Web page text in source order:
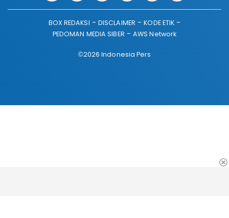
BOX REDAKSI DISCLAIMER
KODE ETIK
PEDOMAN MEDIA SIBER
AWS Network
©2026 Indonesia Pers